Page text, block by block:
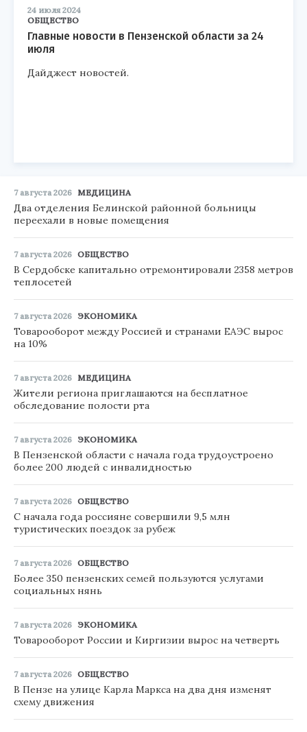
24 июля 2024
ОБЩЕСТВО
Главные новости в Пензенской области за 24
июля
Дайджест новостей.
7 августа 2026 МЕДИЦИНА
Два отделения Белинской районной больницы
переехали в новые помещения
7 августа 2026 ОБЩЕСТВО
В Сердобске капитально отремонтировали 2358 метров
теплосетей
7 августа 2026 ЭКОНОМИКА
Товарооборот между Россией и странами ЕАЭС вырос
на 10%
7 августа 2026 МЕДИЦИНА
Жители региона приглашаются на бесплатное
обследование полости рта
7 августа 2026 ЭКОНОМИКА
В Пензенской области с начала года трудоустроено
более 200 людей с инвалидностью
7 августа 2026 ОБЩЕСТВО
С начала года россияне совершили 9,5 млн
туристических поездок за рубеж
7 августа 2026 ОБЩЕСТВО
Более 350 пензенских семей пользуются услугами
социальных нянь
7 августа 2026 ЭКОНОМИКА
Товарооборот России и Киргизии вырос на четверть
7 августа 2026 ОБЩЕСТВО
В Пензе на улице Карла Маркса на два дня изменят
схему движения